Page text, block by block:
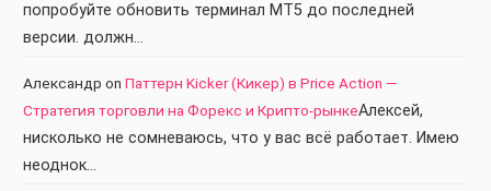
попробуйте обновить терминал МТ5 до последней
версии. должн…
Александр on Паттерн Kicker (Кикер) в Price Action —
Стратегия торговли на Форекс и Крипто-рынкеАлексей,
нисколько не сомневаюсь, что у вас всё работает. Имею
неоднок…